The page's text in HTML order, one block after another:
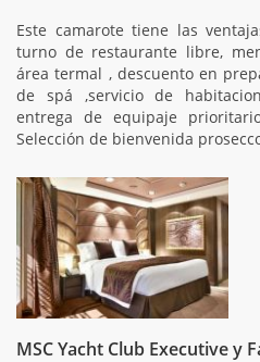
Este camarote tiene las
turno de restaurante libre,
área termal , descuento en
de spá ,servicio de
entrega de equipaje
Selección de bienvenida
MSC Yacht Club Executive y